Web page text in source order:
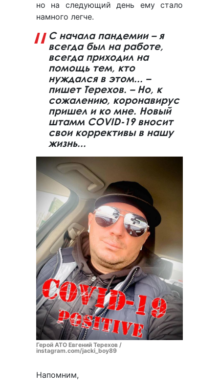
но на следующий день ему стало
намного легче.
С начала пандемии – я
всегда был на работе,
всегда приходил на
помощь тем, кто
нуждался в этом... –
пишет Терехов. – Но, к
сожалению, коронавирус
пришел и ко мне. Новый
штамм COVID-19 вносит
свои коррективы в нашу
жизнь...
Герой АТО Евгений Терехов /
instagram.com/jacki_boy89
Напомним,